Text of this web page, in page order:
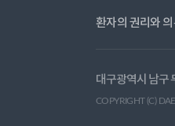
환자의 권리와
대구광역시 남구
COPYRIGHT (C)